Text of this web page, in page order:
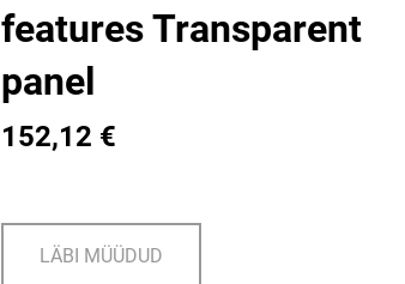
features Transparent
panel
152,12 €
LÄBI MÜÜDUD